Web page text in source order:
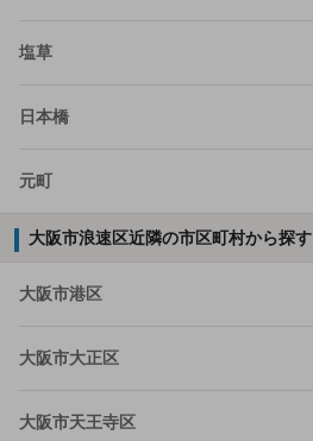
塩草
日本橋
元町
大阪市浪速区近隣の市区町村から探す
大阪市港区
大阪市大正区
大阪市天王寺区